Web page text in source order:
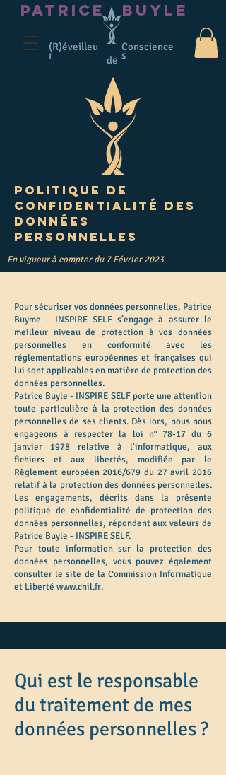
BUYLE
PATRICE
(R)éveilleu
r
Conscience
s
de
Politique de
confidentialité des
données
personnelles
En vigueur à compter du 7 Février 2023
Pour sécuriser vos données personnelles, Patrice
Buyme - INSPIRE SELF s’engage à assurer le
meilleur niveau de protection à vos données
personnelles en conformité avec les
réglementations européennes et françaises qui
lui sont applicables en matière de protection des
données personnelles.
Patrice Buyle - INSPIRE SELF porte une attention
toute particulière à la protection des données
personnelles de ses clients. Dès lors, nous nous
engageons à respecter la loi n° 78-17 du 6
janvier 1978 relative à l'informatique, aux
fichiers et aux libertés, modifiée par le
Règlement européen 2016/679 du 27 avril 2016
relatif à la protection des données personnelles.
Les engagements, décrits dans la présente
politique de confidentialité de protection des
données personnelles, répondent aux valeurs de
Patrice Buyle - INSPIRE SELF.
Pour toute information sur la protection des
données personnelles, vous pouvez également
consulter le site de la Commission Informatique
et Liberté www.cnil.fr.
Qui est le responsable
du traitement de mes
données personnelles ?